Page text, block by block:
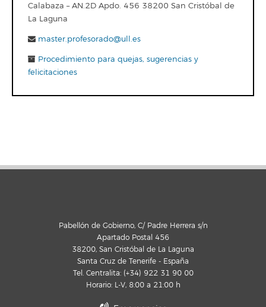
Calabaza – AN.2D Apdo. 456 38200 San Cristóbal de
La Laguna
master.profesorado@ull.es
Procedimiento para quejas, sugerencias y
felicitaciones
Pabellón de Gobierno, C/ Padre Herrera s/n
Apartado Postal 456
38200, San Cristóbal de La Laguna
Santa Cruz de Tenerife - España
Tel. Centralita: (+34) 922 31 90 00
Horario: L-V, 8:00 a 21:00 h